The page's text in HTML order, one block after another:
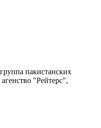
пакистанских
"Рейтерс",